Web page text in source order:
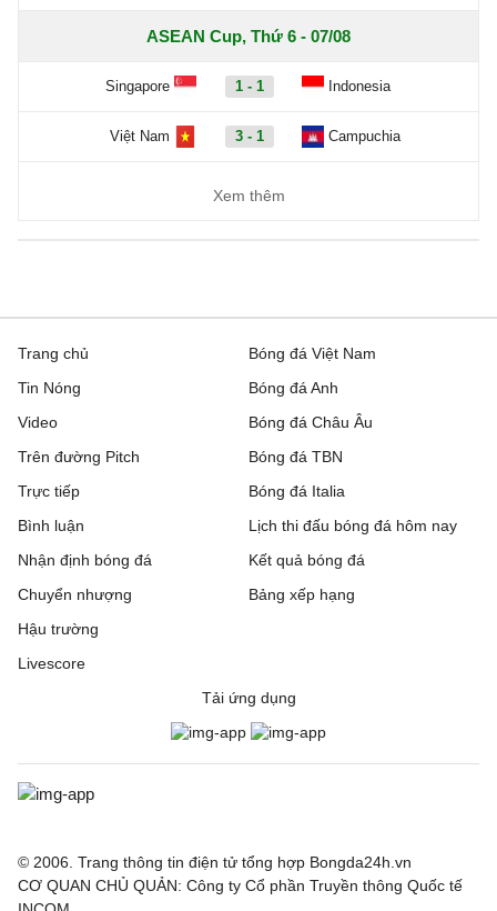
ASEAN Cup, Thứ 6 - 07/08
Singapore 1 - 1 Indonesia
Việt Nam 3 - 1 Campuchia
Xem thêm
Trang chủ
Tin Nóng
Video
Trên đường Pitch
Trực tiếp
Bóng đá Việt Nam
Bóng đá Anh
Bóng đá Châu Âu
Bóng đá TBN
Bóng đá Italia
Bình luận
Nhận định bóng đá
Chuyển nhượng
Hậu trường
Livescore
Lịch thi đấu bóng đá hôm nay
Kết quả bóng đá
Bảng xếp hạng
Tải ứng dụng
© 2006. Trang thông tin điện tử tổng hợp Bongda24h.vn
CƠ QUAN CHỦ QUẢN: Công ty Cổ phần Truyền thông Quốc tế